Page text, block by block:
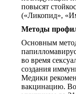
повысят
(«Ликопид»,
Методы
Основным
во время
создания
Медики
вакцинацию.